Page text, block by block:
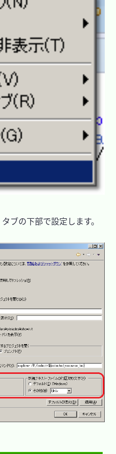
ブの下部で設定します。